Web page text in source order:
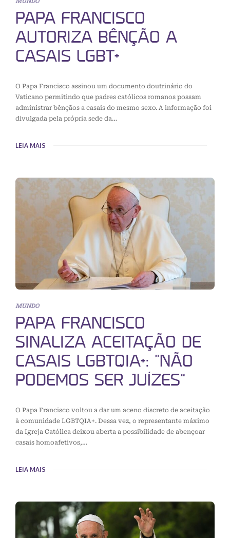
PAPA FRANCISCO
AUTORIZA BÊNÇÃO A
CASAIS LGBT+
O Papa Francisco assinou um documento doutrinário do
Vaticano permitindo que padres católicos romanos possam
administrar bênçãos a casais do mesmo sexo. A informação foi
divulgada pela própria sede da…
LEIA MAIS
MUNDO
PAPA FRANCISCO
SINALIZA ACEITAÇÃO DE
CASAIS LGBTQIA+: “NÃO
PODEMOS SER JUÍZES”
O Papa Francisco voltou a dar um aceno discreto de aceitação
à comunidade LGBTQIA+. Dessa vez, o representante máximo
da Igreja Católica deixou aberta a possibilidade de abençoar
casais homoafetivos,…
LEIA MAIS